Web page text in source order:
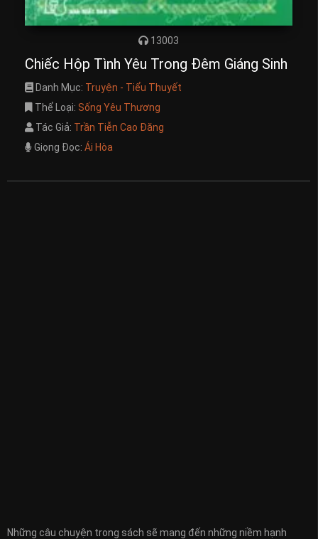
13003
Chiếc Hộp Tình Yêu Trong Đêm Giáng Sinh
Danh Mục: Truyện - Tiểu Thuyết
Thể Loại: Sống Yêu Thương
Tác Giả: Trần Tiễn Cao Đăng
Giọng Đọc: Ái Hòa
Những câu chuyện trong sách sẽ mang đến những niềm hạnh